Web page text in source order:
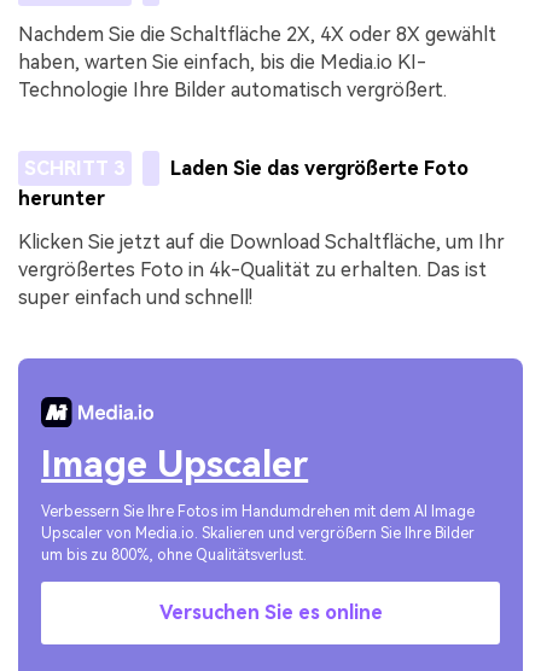
Nachdem Sie die Schaltfläche 2X, 4X oder 8X gewählt
haben, warten Sie einfach, bis die Media.io KI-
Technologie Ihre Bilder automatisch vergrößert.
SCHRITT 3
Laden Sie das vergrößerte Foto
herunter
Klicken Sie jetzt auf die Download Schaltfläche, um Ihr
vergrößertes Foto in 4k-Qualität zu erhalten. Das ist
super einfach und schnell!
Image Upscaler
Verbessern Sie Ihre Fotos im Handumdrehen mit dem AI Image
Upscaler von Media.io. Skalieren und vergrößern Sie Ihre Bilder
um bis zu 800%, ohne Qualitätsverlust.
Versuchen Sie es online